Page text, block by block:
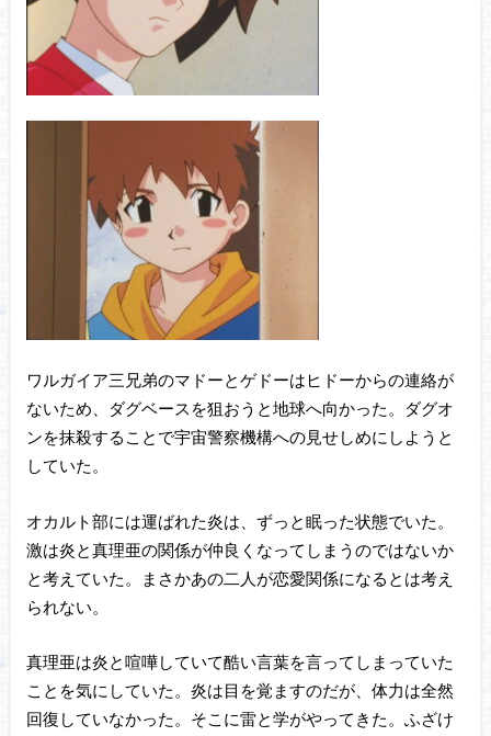
ワルガイア三兄弟のマドーとゲドーはヒドーからの連絡が
ないため、ダグベースを狙おうと地球へ向かった。ダグオ
ンを抹殺することで宇宙警察機構への見せしめにしようと
していた。
オカルト部には運ばれた炎は、ずっと眠った状態でいた。
激は炎と真理亜の関係が仲良くなってしまうのではないか
と考えていた。まさかあの二人が恋愛関係になるとは考え
られない。
真理亜は炎と喧嘩していて酷い言葉を言ってしまっていた
ことを気にしていた。炎は目を覚ますのだが、体力は全然
回復していなかった。そこに雷と学がやってきた。ふざけ